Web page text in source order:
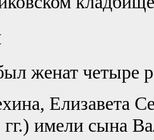
женат четыре
Елизавета
гг.) имели сына